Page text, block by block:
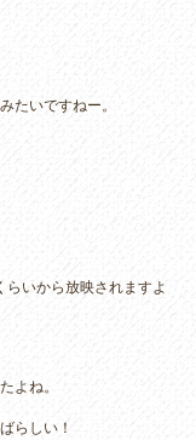
たいですねー。
らいから放映されますよ
よね。
らしい！